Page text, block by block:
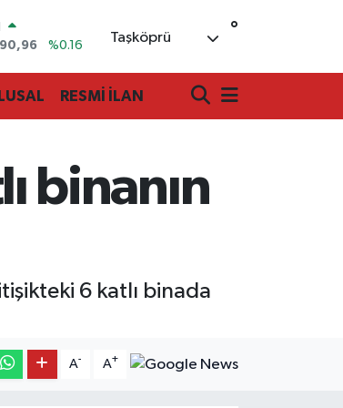
%0.16
%0.02
%0.12
Taşköprü °
RESMİ İLAN
binanın
6 katlı binada
A- A+